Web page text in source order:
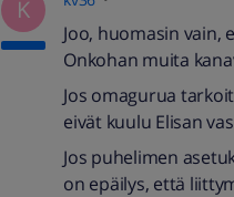
K
Joo, huomasin vain,
Onkohan muita
Jos omagurua
eivät kuulu Elisan
Jos puhelimen
on epäilys, että